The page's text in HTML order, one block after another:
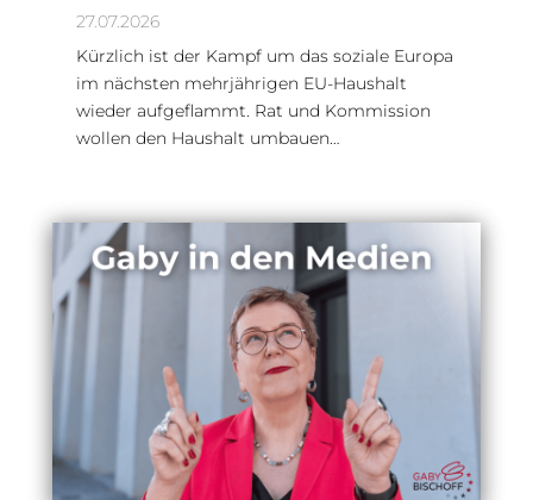
27.07.2026
Kürzlich ist der Kampf um das soziale Europa
im nächsten mehrjährigen EU-Haushalt
wieder aufgeflammt. Rat und Kommission
wollen den Haushalt umbauen…